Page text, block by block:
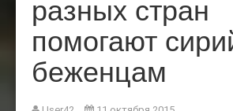
разных стран
помогают
беженцам